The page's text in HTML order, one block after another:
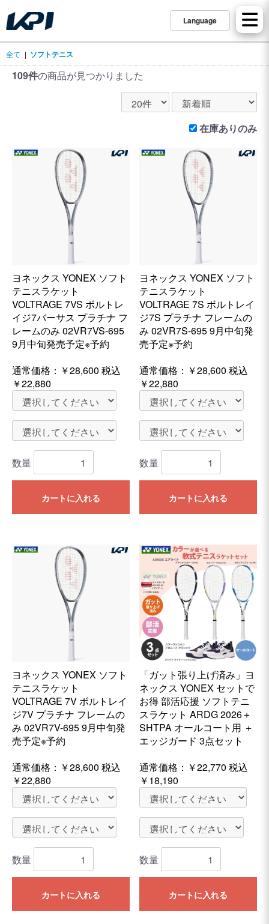
Language
全て | ソフトテニス
109件の商品が見つかりました
在庫ありのみ
ヨネックス YONEX ソフト
テニスラケット
VOLTRAGE 7VS ボルトレ
イジ7バーサス プラチナ フ
レームのみ 02VR7VS-695
9月中旬発売予定※予約
通常価格： ￥28,600 税込
￥22,880
数量
カートに入れる
ヨネックス YONEX ソフト
テニスラケット
VOLTRAGE 7S ボルトレイ
ジ7S プラチナ フレームの
み 02VR7S-695 9月中旬発
売予定※予約
通常価格： ￥28,600 税込
￥22,880
数量
カートに入れる
ヨネックス YONEX ソフト
テニスラケット
VOLTRAGE 7V ボルトレイ
ジ7V プラチナ フレームの
み 02VR7V-695 9月中旬発
売予定※予約
通常価格： ￥28,600 税込
￥22,880
数量
カートに入れる
「ガット張り上げ済み」ヨ
ネックス YONEX セットで
お得 部活応援 ソフトテニ
スラケット ARDG 2026＋
SHTPA オールコート用 ＋
エッジガード 3点セット
通常価格： ￥22,770 税込
￥18,190
数量
カートに入れる